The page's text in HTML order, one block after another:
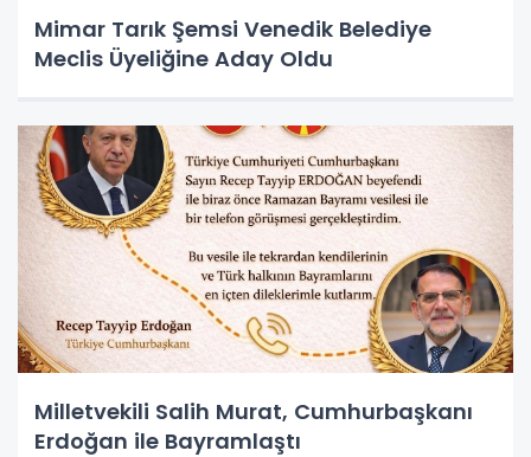
Mimar Tarık Şemsi Venedik Belediye
Meclis Üyeliğine Aday Oldu
Milletvekili Salih Murat, Cumhurbaşkanı
Erdoğan ile Bayramlaştı